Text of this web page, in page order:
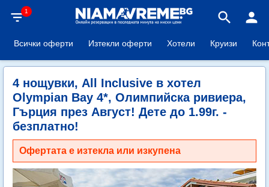
filter_list1 search person
Всички оферти Изтекли оферти Хотели Круизи
4 нощувки, All Inclusive в хотел
Olympian Bay 4*, Олимпийска ривиера,
Гърция през Август! Дете до 1.99г. -
безплатно!
Офертата е изтекла или изкупена